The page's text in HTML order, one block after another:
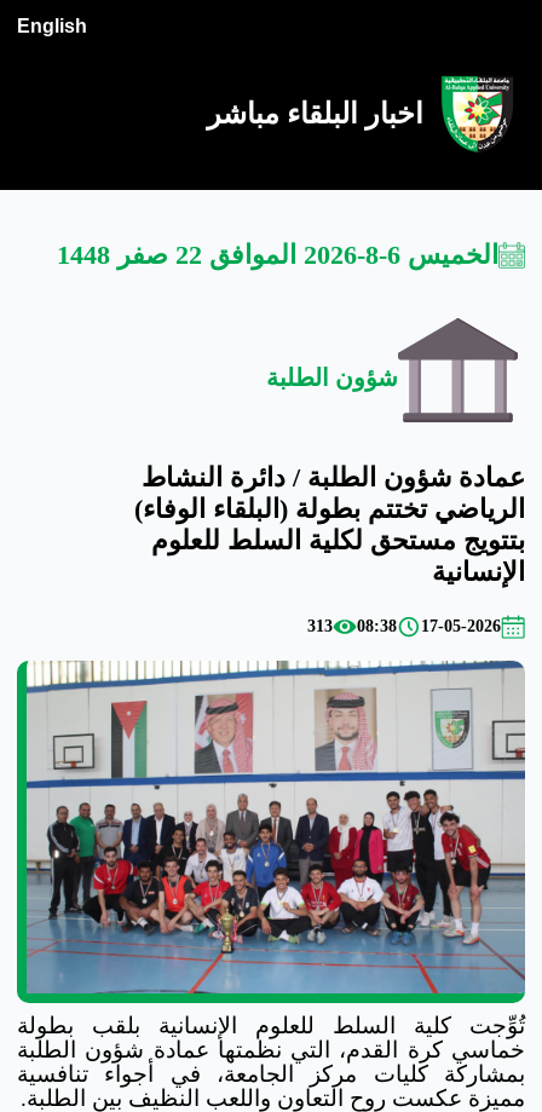
English
اخبار البلقاء مباشر
الخميس 6-8-2026 الموافق 22 صفر 1448
شؤون الطلبة
عمادة شؤون الطلبة / دائرة النشاط
الرياضي تختتم بطولة (البلقاء الوفاء)
بتتويج مستحق لكلية السلط للعلوم
الإنسانية
17-05-2026
08:38
313
تُوِّجت كلية السلط للعلوم الإنسانية بلقب بطولة
خماسي كرة القدم، التي نظمتها عمادة شؤون الطلبة
بمشاركة كليات مركز الجامعة، في أجواء تنافسية
مميزة عكست روح التعاون واللعب النظيف بين الطلبة.